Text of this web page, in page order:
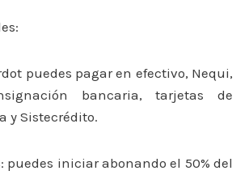
puedes pagar en efectivo, Nequi,
bancaria, tarjetas de
y Sistecrédito.
puedes iniciar abonando el 50% del